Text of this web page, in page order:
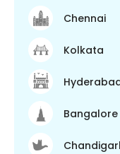
Chennai
Kolkata
Bangalore